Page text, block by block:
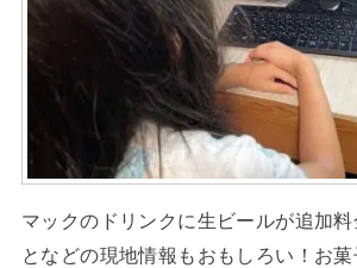
マックのドリンクに生ビールが追加
となどの現地情報もおもしろい！お